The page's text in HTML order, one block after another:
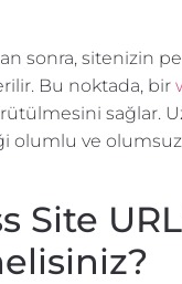
sonra, sitenizin
Bu noktada, bir
sağlar.
olumlu ve
Site